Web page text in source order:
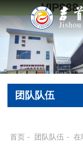
团队队伍
首页 - 团队队伍 - 在